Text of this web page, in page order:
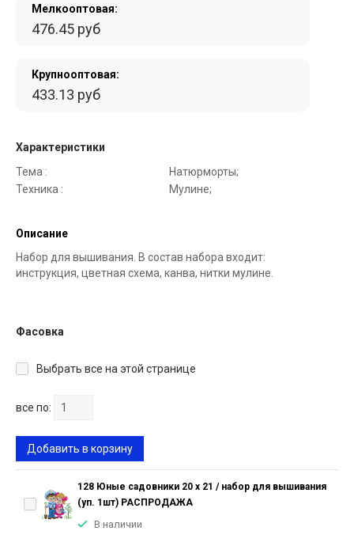
Мелкооптовая:
476.45 руб
Крупнооптовая:
433.13 руб
Характеристики
Тема :
Натюрморты;
Техника :
Мулине;
Описание
Набор для вышивания. В состав набора входит:
инструкция, цветная схема, канва, нитки мулине.
Фасовка
Выбрать все на этой странице
все по:
Добавить в корзину
128 Юные садовники 20 х 21 / набор для вышивания
(уп. 1шт) РАСПРОДАЖА
В наличии